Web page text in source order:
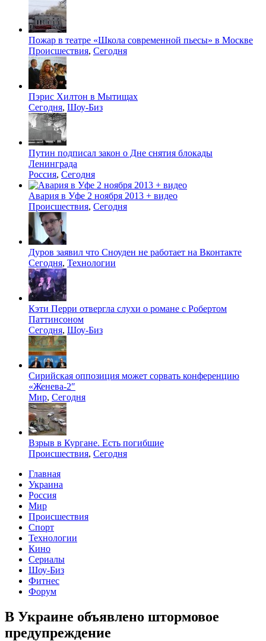
Пожар в театре «Школа современной пьесы» в Москве
Происшествия, Сегодня
Пэрис Хилтон в Мытищах
Сегодня, Шоу-Биз
Путин подписал закон о Дне снятия блокады
Ленинграда
Россия, Сегодня
Авария в Уфе 2 ноября 2013 + видео
Происшествия, Сегодня
Дуров заявил что Сноуден не работает на Вконтакте
Сегодня, Технологии
Кэти Перри отвергла слухи о романе с Робертом
Паттинсоном
Сегодня, Шоу-Биз
Сирийская оппозиция может сорвать конференцию
«Женева-2″
Мир, Сегодня
Взрыв в Кургане. Есть погибшие
Происшествия, Сегодня
Главная
Украина
Россия
Мир
Происшествия
Спорт
Технологии
Кино
Сериалы
Шоу-Биз
Фитнес
Форум
В Украине объявлено штормовое
предупреждение